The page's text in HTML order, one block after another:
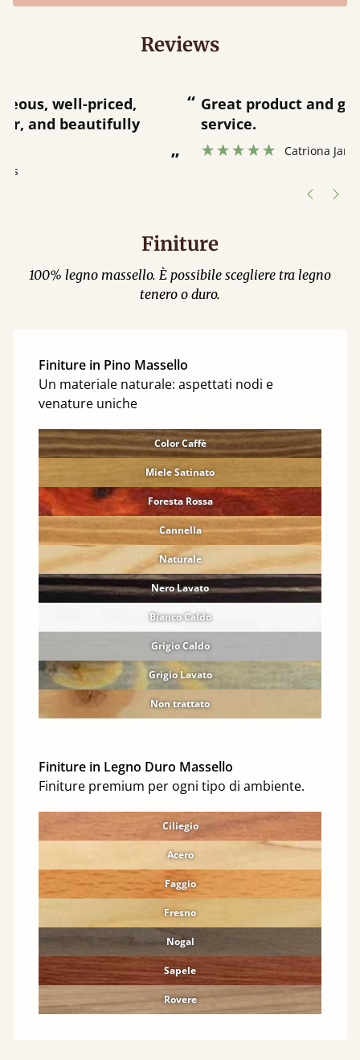
Reviews
“ Great product and great customer
service.
Catriona Janneh
Finiture
100% legno massello. È possibile scegliere tra legno
tenero o duro.
Finiture in Pino Massello
Un materiale naturale: aspettati nodi e
venature uniche
Color Caffè
Miele Satinato
Foresta Rossa
Cannella
Naturale
Nero Lavato
Bianco Caldo
Grigio Caldo
Grigio Lavato
Non trattato
Finiture in Legno Duro Massello
Finiture premium per ogni tipo di ambiente.
Ciliegio
Acero
Faggio
Fresno
Nogal
Sapele
Rovere